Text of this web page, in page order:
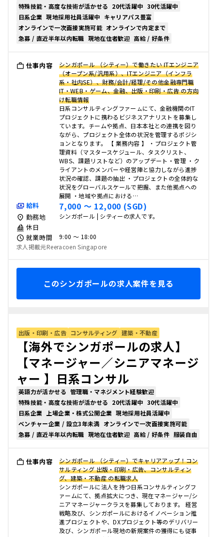
特殊技能・高度な技術が活かせる 20代活躍中 30代活躍中
日系企業 現地採用社員活躍中 キャリアパス豊富
オンラインで一次面接実施可能 オンラインで内定まで
急募 / 直近半年以内転職 現地在住者歓迎 高給 / 好条件
仕事内容
シンガポール （シティー）で働きたい ITエンジニア
（オープン系/汎用系）、ITエンジニア（インフラ
系・社内SE）、財務/会計/経理/その他金融専門職
IT・WEB・ゲーム、金融、出版・印刷・広告 の方向
け転職情報
日系コンサルティングファーㇺにて、金融機関のIT
プロジェクトに携わるビジネスアナリストを募集し
ています。チームや拠点、日本本社との連携を図り
ながら、プロジェクト全体の状況を管理するポジシ
ョンとなります。 【 業務内容 】 ・プロジェクト管
理資料（マスタースケジュール、タスクリスト、
WBS、課題リストなど）のアップデート・管理 ・ク
ライアントのメンバーや経営陣と協力しながら進捗
状況の確認、課題の抽出 ・プロジェクトの全体的な
状況をグローバルスケールで把握、また他拠点への
展開 ・地域や拠点における…
給料 7,000 〜 12,000 (SGD)
勤務地 シンガポール | シティーの求人です。
休日
就業時間
9:00 〜 18:00
求人掲載元Reeracoen Singapore
このシンガポールの求人案件を見る
出版・印刷・広告 コンサルティング 建築・不動産
【海外でシンガポールの求人】
【マネージャー／シニアマネージ
ャー 】日系コンサル
英語力が活かせる 管理職・マネジメント経験歓迎
特殊技能・高度な技術が活かせる 20代活躍中 30代活躍中
日系企業
上場企業・株式公開企業 現地採用社員活躍中
ベンチャー企業 / 設立3年未満 オンラインで一次面接実施可能
急募 / 直近半年以内転職 現地在住者歓迎 高給 / 好条件 服装自由
仕事内容
シンガポール （シティー）でキャリアアップ！コン
サルティング 出版・印刷・広告、コンサルティン
グ、建築・不動産 の転職求人
シンガポールに法人を持つ日系コンサルティングフ
ァームにて、拠点拡大につき、現在マネージャー/シ
ニアマネージャークラスを募集しております。 経営
戦略及び、シンガポールにおけるイノベーション推
進プロジェクトや、DXプロジェクト等のデリバリー
及び、シンガポール現地の新規案件の獲得にも従事